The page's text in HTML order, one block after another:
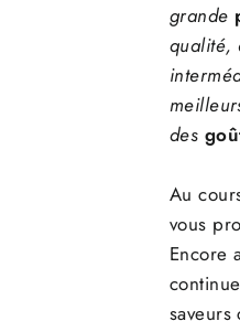
grande
qualité,
des
Au
vous
Encore
saveurs